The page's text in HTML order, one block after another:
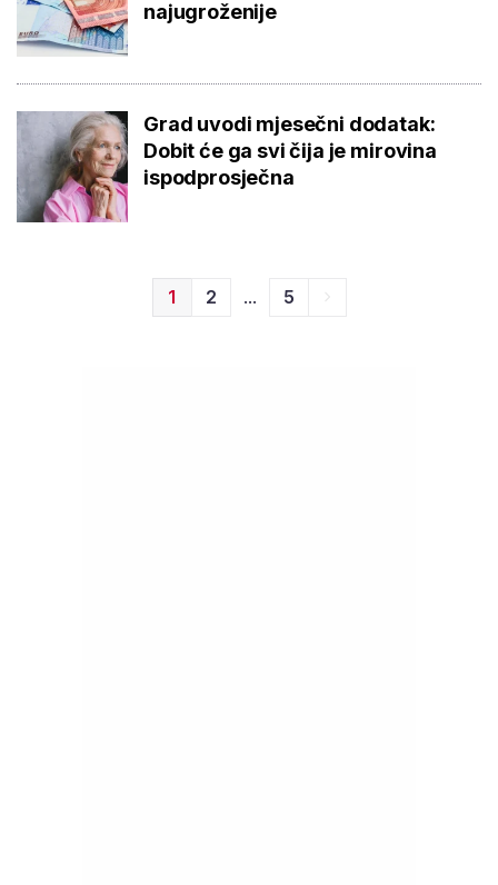
najugroženije
Grad uvodi mjesečni dodatak:
Dobit će ga svi čija je mirovina
ispodprosječna
1 2 ... 5